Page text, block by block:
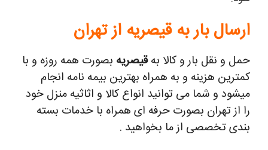
ارسال بار به قیصریه از تهران
حمل و نقل بار و کالا بهقیصریه بصورت همه روزه و با
کمترین هزینه و به همراه بهترین بیمه نامه انجام
میشود و شما می توانید انواع کالا و اثاثیه منزل خود
را از تهران بصورت حرفه ای همراه با خدمات بسته
بندی تخصصی از ما بخواهید .